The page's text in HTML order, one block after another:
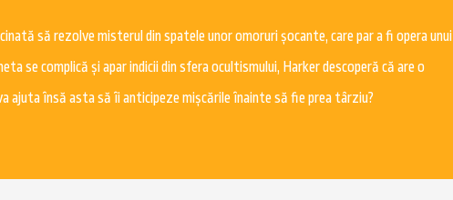
să rezolve misterul din spatele unor omoruri șocante, care par a fi opera unui
se complică și apar indicii din sfera ocultismului, Harker descoperă că are o
ajuta însă asta să îi anticipeze mișcările înainte să fie prea târziu?